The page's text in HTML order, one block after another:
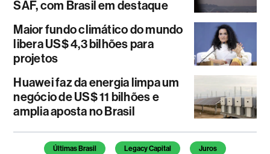
SAF, com Brasil em destaque
Maior fundo climático do mundo
libera US$ 4,3 bilhões para
projetos
Huawei faz da energia limpa um
negócio de US$ 11 bilhões e
amplia aposta no Brasil
Temas deste artigo
Últimas Brasil Legacy Capital Juros